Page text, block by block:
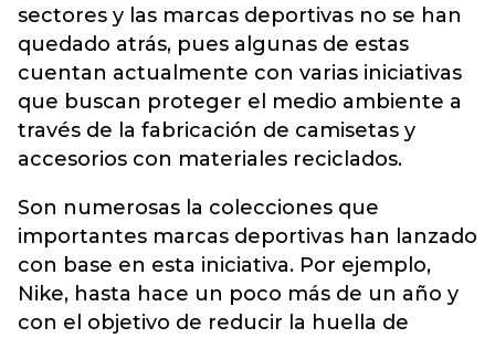
sectores y las marcas deportivas no se han
quedado atrás, pues algunas de estas
cuentan actualmente con varias iniciativas
que buscan proteger el medio ambiente a
través de la fabricación de camisetas y
accesorios con materiales reciclados.
Son numerosas la colecciones que
importantes marcas deportivas han lanzado
con base en esta iniciativa. Por ejemplo,
Nike, hasta hace un poco más de un año y
con el objetivo de reducir la huella de